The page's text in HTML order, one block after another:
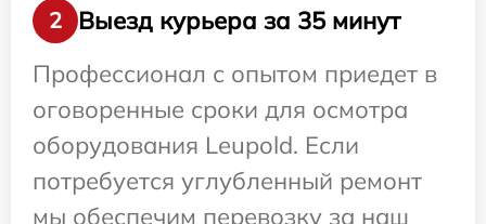
2
Выезд курьера за 35 минут
Профессионал с опытом приедет в
оговоренные сроки для осмотра
оборудования Leupold. Если
потребуется углубленный ремонт
мы обеспечим перевозку за наш